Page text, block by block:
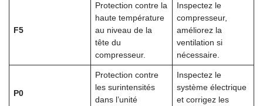
F5
Protection contre la
haute température
au niveau de la
tête du
compresseur.
Inspectez le
compresseur,
améliorez la
ventilation si
nécessaire.
P0
Protection contre
les surintensités
dans l’unité
Inspectez le
système électrique
et corrigez les